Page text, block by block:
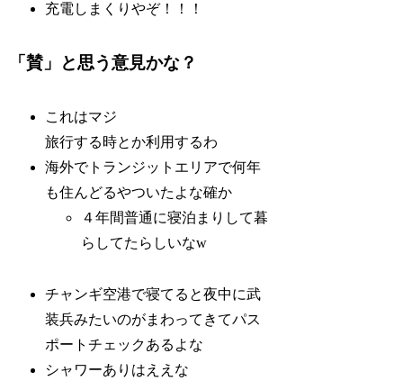
充電しまくりやぞ！！！
「賛」と思う意見かな？
これはマジ
旅行する時とか利用するわ
海外でトランジットエリアで何年
も住んどるやついたよな確か
４年間普通に寝泊まりして暮
らしてたらしいなw
チャンギ空港で寝てると夜中に武
装兵みたいのがまわってきてパス
ポートチェックあるよな
シャワーありはええな